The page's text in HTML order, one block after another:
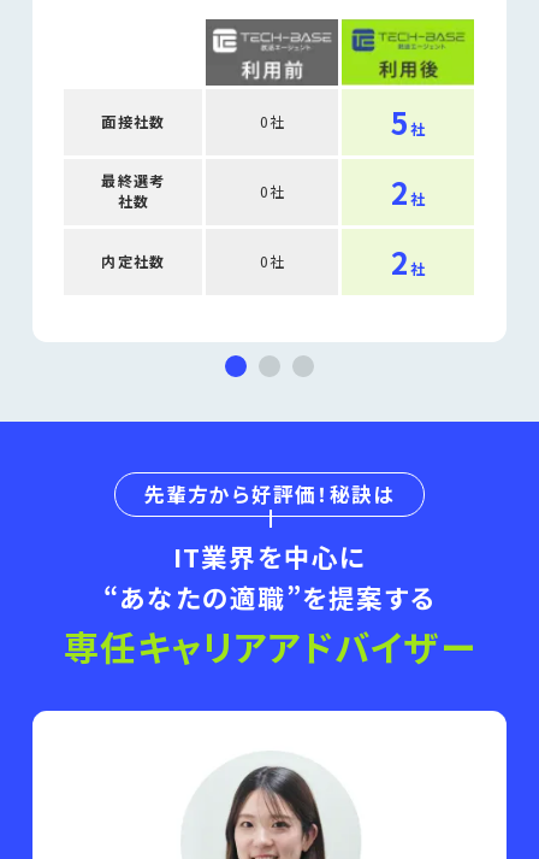
面接社数 0社 5社
最終選考
社数
0社 2社
内定社数 0社 2社
先輩方から好評価！秘訣は
IT業界を中心に
“あなたの適職”を提案する
専任キャリアアドバイザー